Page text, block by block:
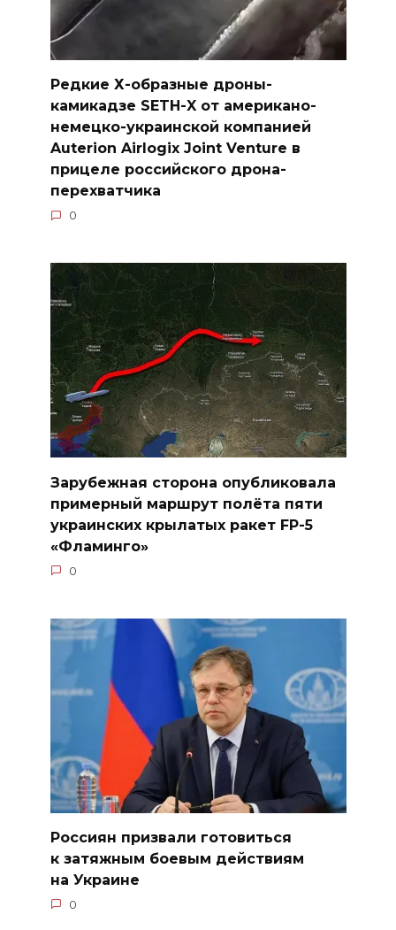
Редкие Х-образные дроны-
камикадзе SETH-X от американо-
немецко-украинской компанией
Auterion Airlogix Joint Venture в
прицеле российского дрона-
перехватчика
0
Зарубежная сторона опубликовала
примерный маршрут полёта пяти
украинских крылатых ракет FP-5
«Фламинго»
0
Россиян призвали готовиться
к затяжным боевым действиям
на Украине
0